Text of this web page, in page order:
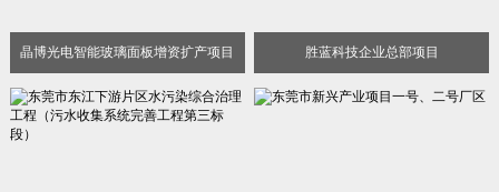
晶博光电智能玻璃面板增资扩产项目 胜蓝科技企业总部项目